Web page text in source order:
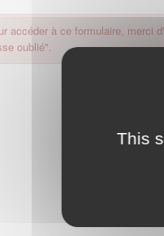
This
accéder à ce formulaire, merci
oublié".